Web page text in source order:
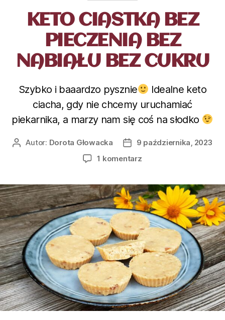
KETO CIASTKA BEZ
PIECZENIA BEZ
NABIAŁU BEZ CUKRU
Szybko i baaardzo pysznie
Idealne keto
ciacha, gdy nie chcemy uruchamiać
piekarnika, a marzy nam się coś na słodko
Autor: Dorota Głowacka
9 października, 2023
1 komentarz